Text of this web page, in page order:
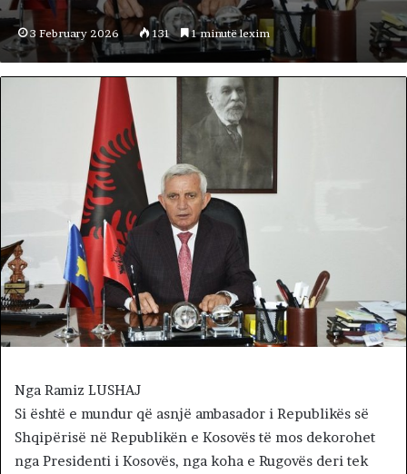
3 February 2026 131 1 minutë lexim
Nga Ramiz LUSHAJ
Si është e mundur që asnjë ambasador i Republikës së
Shqipërisë në Republikën e Kosovës të mos dekorohet
nga Presidenti i Kosovës, nga koha e Rugovës deri tek